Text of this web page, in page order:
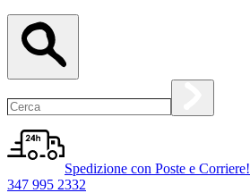
Spedizione con Poste e Corriere!
347 995 2332